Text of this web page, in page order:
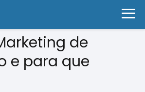
de
e para que